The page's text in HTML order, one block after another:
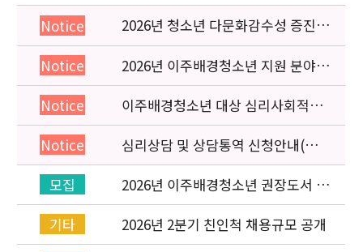
Notice
2026년 청소년 다문화감수성 증진
프로그램 「다가감」신청기관 안내
Notice
2026년 이주배경청소년 지원 분야
종사자 역량강화 교육 일정 안내
Notice
이주배경청소년 대상 심리사회적응
검사 연수동영상 개편 안내
Notice
심리상담 및 상담통역 신청안내(의뢰
서첨부)
모집
2026년 이주배경청소년 권장도서 목
록 구성을 위한 청소년 참여 이벤트
안내
기타
2026년 2분기 친인척 채용규모 공개